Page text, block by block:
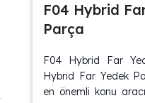
F04 Hybrid
Parça
F04 Hybrid Far
Hybrid Far Yedek
en önemli konu